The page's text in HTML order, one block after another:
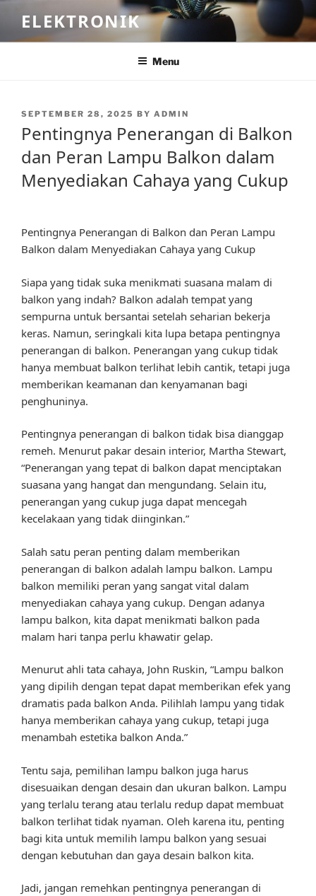
content
ELEKTRONIK
Menu
POSTED
SEPTEMBER 28, 2025 BY ADMIN
Pentingnya Penerangan di Balkon
dan Peran Lampu Balkon dalam
Menyediakan Cahaya yang Cukup
Pentingnya Penerangan di Balkon dan Peran Lampu
Balkon dalam Menyediakan Cahaya yang Cukup
Siapa yang tidak suka menikmati suasana malam di
balkon yang indah? Balkon adalah tempat yang
sempurna untuk bersantai setelah seharian bekerja
keras. Namun, seringkali kita lupa betapa pentingnya
penerangan di balkon. Penerangan yang cukup tidak
hanya membuat balkon terlihat lebih cantik, tetapi juga
memberikan keamanan dan kenyamanan bagi
penghuninya.
Pentingnya penerangan di balkon tidak bisa dianggap
remeh. Menurut pakar desain interior, Martha Stewart,
“Penerangan yang tepat di balkon dapat menciptakan
suasana yang hangat dan mengundang. Selain itu,
penerangan yang cukup juga dapat mencegah
kecelakaan yang tidak diinginkan.”
Salah satu peran penting dalam memberikan
penerangan di balkon adalah lampu balkon. Lampu
balkon memiliki peran yang sangat vital dalam
menyediakan cahaya yang cukup. Dengan adanya
lampu balkon, kita dapat menikmati balkon pada
malam hari tanpa perlu khawatir gelap.
Menurut ahli tata cahaya, John Ruskin, “Lampu balkon
yang dipilih dengan tepat dapat memberikan efek yang
dramatis pada balkon Anda. Pilihlah lampu yang tidak
hanya memberikan cahaya yang cukup, tetapi juga
menambah estetika balkon Anda.”
Tentu saja, pemilihan lampu balkon juga harus
disesuaikan dengan desain dan ukuran balkon. Lampu
yang terlalu terang atau terlalu redup dapat membuat
balkon terlihat tidak nyaman. Oleh karena itu, penting
bagi kita untuk memilih lampu balkon yang sesuai
dengan kebutuhan dan gaya desain balkon kita.
Jadi, jangan remehkan pentingnya penerangan di